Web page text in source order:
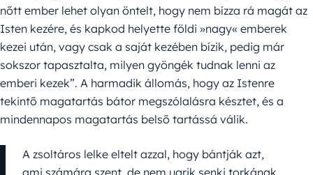
nőtt ember lehet olyan öntelt, hogy nem bízza rá magát az
Isten kezére, és kapkod helyette földi »nagy« emberek
kezei után, vagy csak a saját kezében bízik, pedig már
sokszor tapasztalta, milyen gyöngék tudnak lenni az
emberi kezek”. A harmadik állomás, hogy az Istenre
tekintő magatartás bátor megszólalásra késztet, és a
mindennapos magatartás belső tartássá válik.
A zsoltáros lelke eltelt azzal, hogy bántják azt,
ami számára szent, de nem ugrik senki torkának,